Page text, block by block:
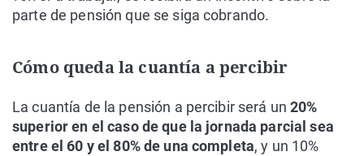
parte de pensión que se siga cobrando.
Cómo queda la cuantía a percibir
La cuantía de la pensión a percibir será un 20%
superior en el caso de que la jornada parcial sea
entre el 60 y el 80% de una completa, y un 10%